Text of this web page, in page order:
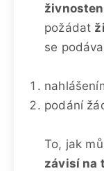
požádat
se
podání
To, jak
závisí na